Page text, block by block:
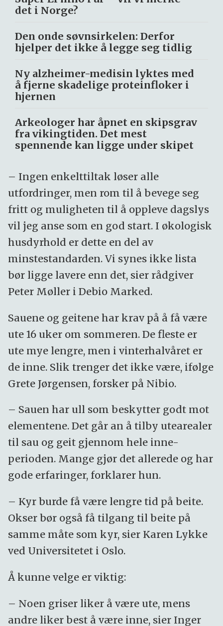
det i Norge?
Den onde søvnsirkelen: Derfor
hjelper det ikke å legge seg tidlig
Ny alzheimer-medisin lyktes med
å fjerne skadelige proteinfloker i
hjernen
Arkeologer har åpnet en skipsgrav
fra vikingtiden. Det mest
spennende kan ligge under skipet
– Ingen enkelttiltak løser alle
utfordringer, men rom til å bevege seg
fritt og muligheten til å oppleve dagslys
vil jeg anse som en god start. I økologisk
husdyrhold er dette en del av
minstestandarden. Vi synes ikke lista
bør ligge lavere enn det, sier rådgiver
Peter Møller i Debio Marked.
Sauene og geitene har krav på å få være
ute 16 uker om sommeren. De fleste er
ute mye lengre, men i vinterhalvåret er
de inne. Slik trenger det ikke være, ifølge
Grete Jørgensen, forsker på Nibio.
– Sauen har ull som beskytter godt mot
elementene. Det går an å tilby utearealer
til sau og geit gjennom hele inne-
perioden. Mange gjør det allerede og har
gode erfaringer, forklarer hun.
– Kyr burde få være lengre tid på beite.
Okser bør også få tilgang til beite på
samme måte som kyr, sier Karen Lykke
ved Universitetet i Oslo.
Å kunne velge er viktig:
– Noen griser liker å være ute, mens
andre liker best å være inne, sier Inger